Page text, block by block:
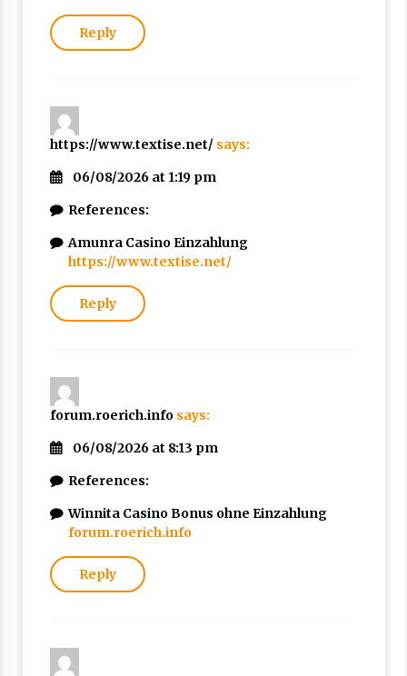
Reply
https://www.textise.net/ says:
06/08/2026 at 1:19 pm
References:
Amunra Casino Einzahlung
https://www.textise.net/
Reply
forum.roerich.info says:
06/08/2026 at 8:13 pm
References:
Winnita Casino Bonus ohne Einzahlung
forum.roerich.info
Reply